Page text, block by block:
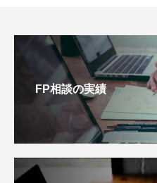
FP相談の実績